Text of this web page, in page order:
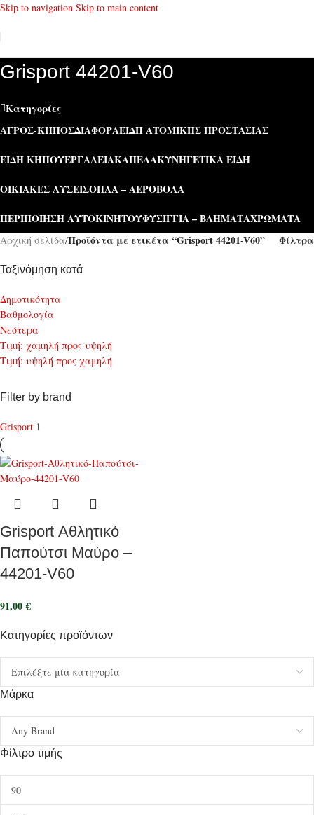
Skip to navigation Skip to main content
Grisport 44201-V60
Κατηγορίες
ΑΓΡΌΣ-ΚΉΠΟΣΔΙΆΦΟΡΑΕΊΔΗ ΑΤΟΜΙΚΉΣ ΠΡΟΣΤΑΣΊΑΣ
ΕΊΔΗ ΚΉΠΟΥΕΡΓΑΛΕΊΑΚΑΠΕΛΑΚΥΝΗΓΕΤΙΚΆ ΕΊΔΗ
ΟΙΚΙΑΚΈΣ ΛΎΣΕΙΣΌΠΛΑ – ΑΕΡΟΒΌΛΑ
ΠΕΡΙΠΟΊΗΣΗ ΑΥΤΟΚΙΝΉΤΟΥΦΥΣΊΓΓΙΑ – ΒΛΉΜΑΤΑΧΡΏΜΑΤΑ
Κατηγορίες προϊόντων
Μάρκα
Φίλτρο τιμής
Αρχική σελίδα/Προϊόντα με ετικέτα “Grisport 44201-V60” Φίλτρα
Ταξινόμηση κατά
Δημοτικότητα
Bαθμολογία
Νεότερα
Τιμή: χαμηλή προς υψηλή
Τιμή: υψηλή προς χαμηλή
Filter by brand
Grisport 1
Grisport Αθλητικό
Παπούτσι Μαύρο –
44201-V60
91,00€